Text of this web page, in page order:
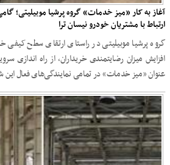
آغاز به کار «میز خدمات» گروه پرشیا موبیلیتی؛
ارتباط با مشتریان خودرو نیسان ترا
گروه پرشیا موبیلیتی در راستای ارتقای سطح
افزایش میزان رضایتمندی خریداران، از راه
عنوان «میز خدمات» در تمامی نمایندگی‌های فعال